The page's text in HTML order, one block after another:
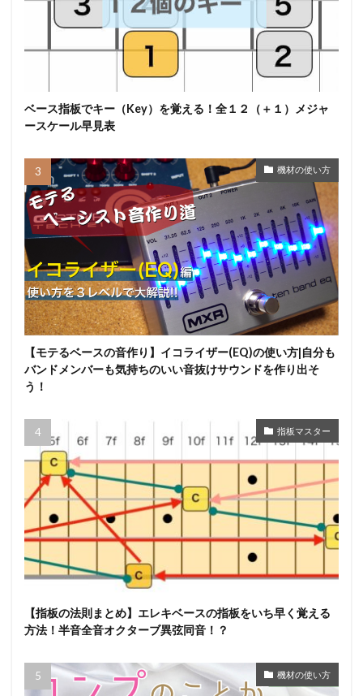
ベース指板でキー（Key）を覚える！全１２（＋１）メジャ
ースケール早見表
機材の使い方
【モテるベースの音作り】イコライザー(EQ)の使い方|自分も
バンドメンバーも気持ちのいい音抜けサウンドを作り出そ
う！
指板マスター
【指板の法則まとめ】エレキベースの指板をいち早く覚える
方法！半音全音オクターブ異弦同音！？
機材の使い方